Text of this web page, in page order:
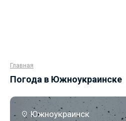
Главная
Погода в Южноукраинске
Южноукраинск